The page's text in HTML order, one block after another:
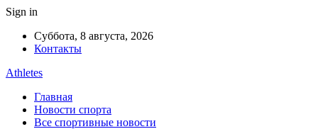
Sign in
Суббота, 8 августа, 2026
Контакты
Athletes
Главная
Новости спорта
Все спортивные новости